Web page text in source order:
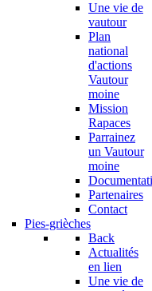
Une vie de
vautour
Plan
national
d'actions
Vautour
moine
Mission
Rapaces
Parrainez
un Vautour
moine
Partenaires
Contact
Pies-grièches
Back
Actualités
en lien
Une vie de